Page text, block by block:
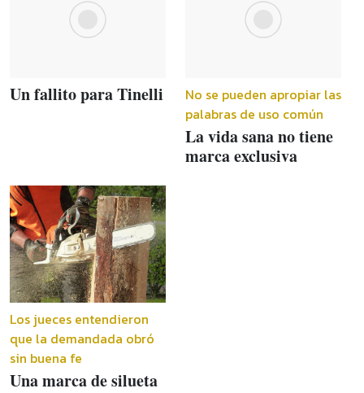
Un fallito para Tinelli
No se pueden apropiar las
palabras de uso común
La vida sana no tiene
marca exclusiva
Los jueces entendieron
que la demandada obró
sin buena fe
Una marca de silueta